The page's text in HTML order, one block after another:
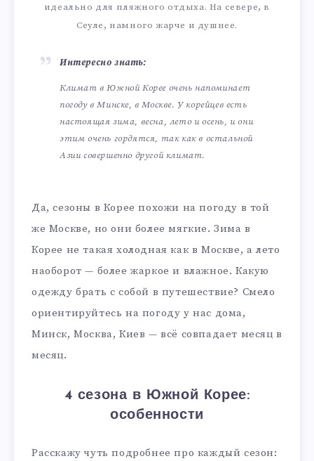
идеально для пляжного отдыха. На севере, в
Сеуле, намного жарче и душнее.
Интересно знать:
Климат в Южной Корее очень напоминает
погоду в Минске, в Москве. У корейцев есть
настоящая зима, весна, лето и осень, и они
этим очень гордятся, так как в остальной
Азии совершенно другой климат.
Да, сезоны в Корее похожи на погоду в той
же Москве, но они более мягкие. Зима в
Корее не такая холодная как в Москве, а лето
наоборот — более жаркое и влажное. Какую
одежду брать с собой в путешествие? Смело
ориентируйтесь на погоду у нас дома,
Минск, Москва, Киев — всё совпадает месяц в
месяц.
4 сезона в Южной Корее:
особенности
Расскажу чуть подробнее про каждый сезон: